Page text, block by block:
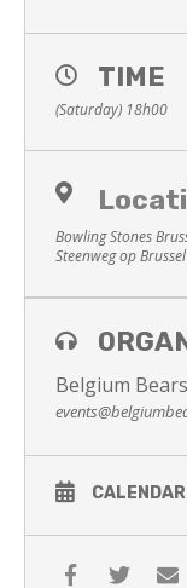
TIME
(Saturday) 18h00
Bowling Stones
Steenweg op
Belgium Bears
CALENDAR